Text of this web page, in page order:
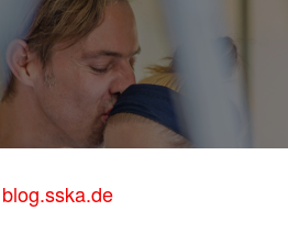
blog.sska.de